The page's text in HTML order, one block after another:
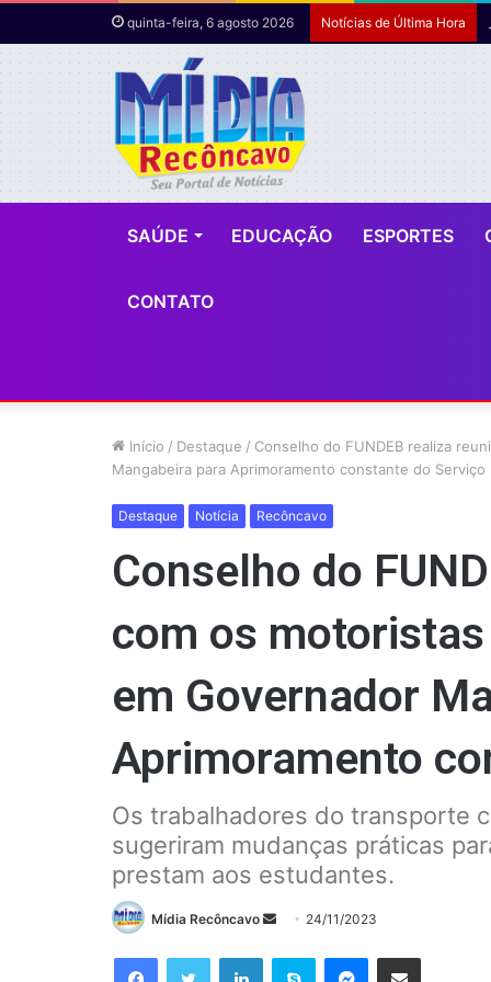
quinta-feira, 6 agosto 2026 Notícias de Última Hora
SAÚDE EDUCAÇÃO ESPORTES
CONTATO
Início / Destaque / Conselho do FUNDEB realiza
Mangabeira para Aprimoramento constante do Serviço
Destaque Notícia Recôncavo
Conselho do
com os
em Governador
Aprimoramento
Os trabalhadores do transporte
sugeriram mudanças práticas
prestam aos estudantes.
Mídia Recôncavo
Mande
e-
24/11/2023
FacebookTwitter LinkedinSkype Messenger
Compartilhar via e-mail